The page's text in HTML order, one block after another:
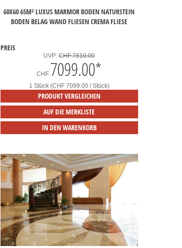
60X60 65M² LUXUS MARMOR BODEN NATURSTEIN
BODEN BELAG WAND FLIESEN CREMA FLIESE
PREIS
UVP:CHF 7810.00
CHF 7099.00*
1 Stück (CHF 7099.00 / Stück)
PRODUKT VERGLEICHEN
AUF DIE MERKLISTE
IN DEN WARENKORB